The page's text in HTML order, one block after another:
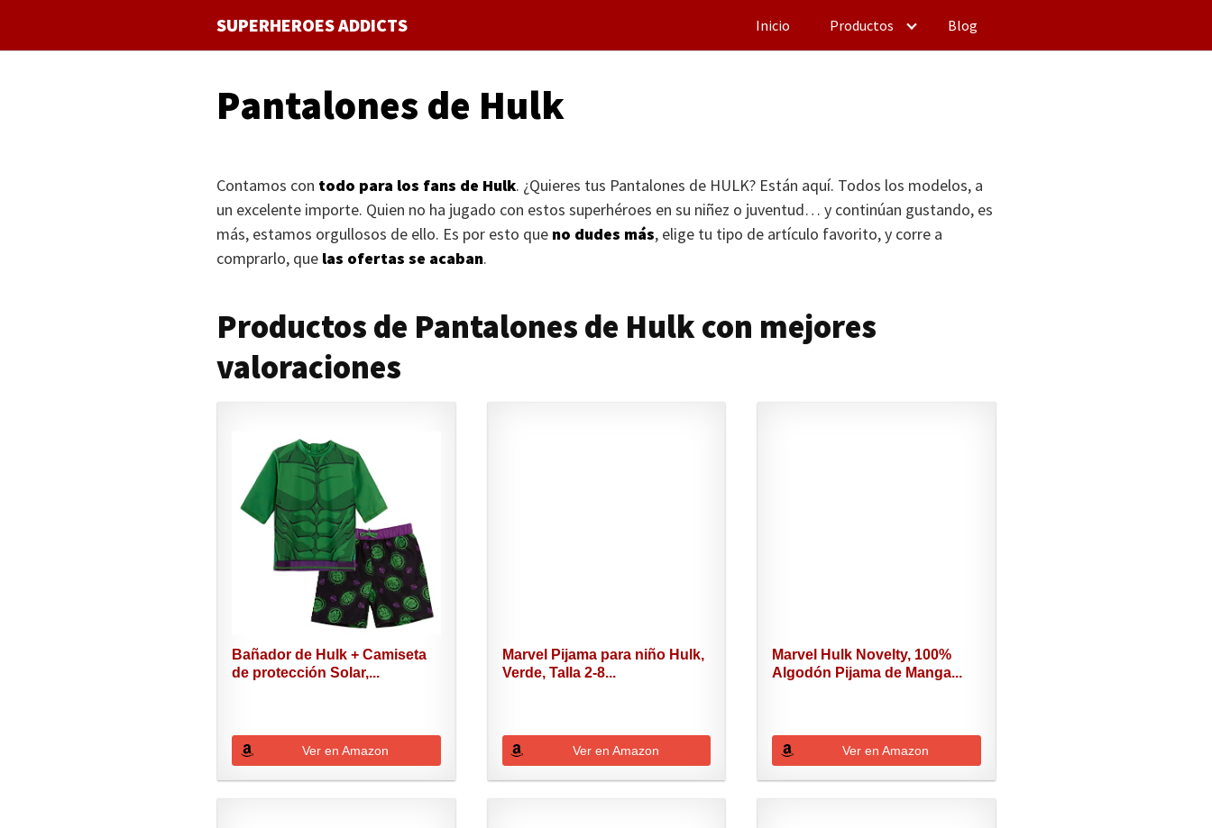
contenido
SUPERHEROES ADDICTS Inicio Productos Blog
Pantalones de Hulk
Contamos con todo para los fans de Hulk. ¿Quieres tus Pantalones de HULK? Están aquí. Todos los modelos, a
un excelente importe. Quien no ha jugado con estos superhéroes en su niñez o juventud… y continúan gustando, es
más, estamos orgullosos de ello. Es por esto que no dudes más, elige tu tipo de artículo favorito, y corre a
comprarlo, que las ofertas se acaban.
Productos de Pantalones de Hulk con mejores
valoraciones
Bañador de Hulk + Camiseta
de protección Solar,...
Ver en Amazon
Marvel Pijama para niño Hulk,
Verde, Talla 2-8...
Ver en Amazon
Marvel Hulk Novelty, 100%
Algodón Pijama de Manga...
Ver en Amazon